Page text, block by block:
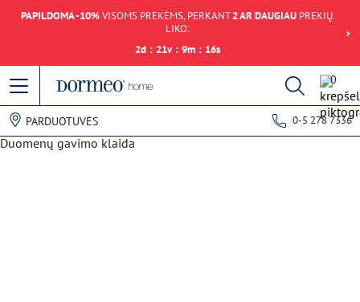
PAPILDOMA -10%VISOMS PREKĖMS, PERKANT2 AR DAUGIAUPREKIŲ.
LIKO:
2d : 21v : 9m : 16s
0
PARDUOTUVĖS 0-5 278 7336
Duomenų gavimo klaida